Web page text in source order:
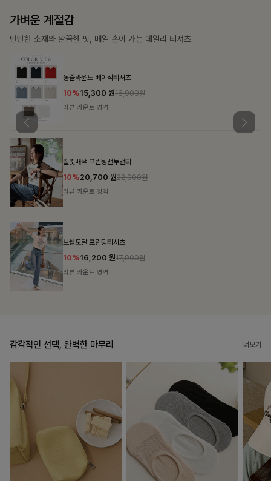
가장 쉬운 코디
특별한 날부터 일상까지 함께하는 룩
감각적인 선택, 완벽한 마무리 더보기